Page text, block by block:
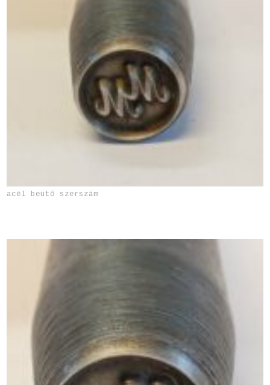
acél beütő szerszám